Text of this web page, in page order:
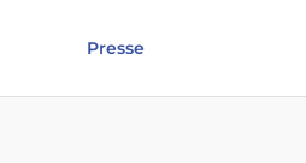
Presse